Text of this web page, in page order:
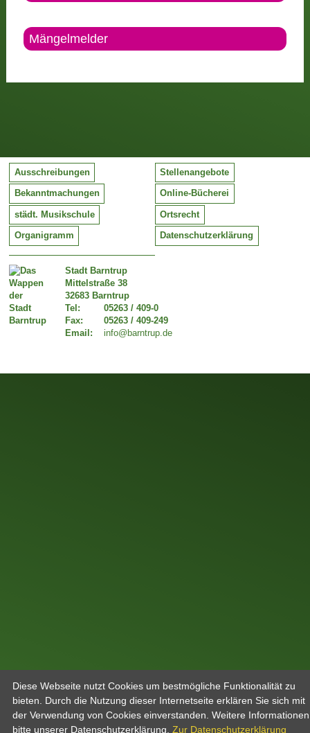
Mängelmelder
Stadt Barntrup
Mittelstraße 38
32683 Barntrup
Tel:
Fax:
Email:
05263 / 409-0
05263 / 409-249
info@barntrup.de
Ausschreibungen Stellenangebote
Bekanntmachungen Online-Bücherei
städt. Musikschule Ortsrecht
Organigramm Datenschutzerklärung
Diese Webseite nutzt Cookies um bestmögliche Funktionalität zu
bieten. Durch die Nutzung dieser Internetseite erklären Sie sich mit
der Verwendung von Cookies einverstanden. Weitere
bitte unserer Datenschutzerklärung. Zur Datenschutzerklärung